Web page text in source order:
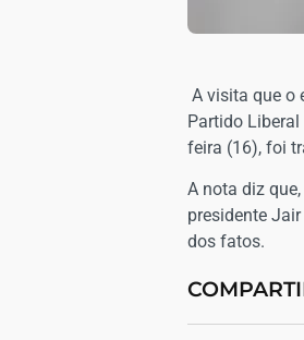
A visita que o
Partido
feira (16), foi
A nota diz
presidente
dos fatos.